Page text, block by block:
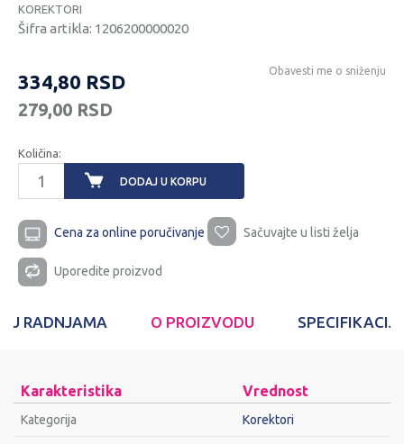
KOREKTORI
Šifra artikla: 1206200000020
334,80 RSD
279,00 RSD
Obavesti me o sniženju
Količina:
DODAJ U KORPU
Cena za online poručivanje Sačuvajte u listi želja
Uporedite proizvod
U RADNJAMA O PROIZVODU
Karakteristika Vrednost
Kategorija Korektori